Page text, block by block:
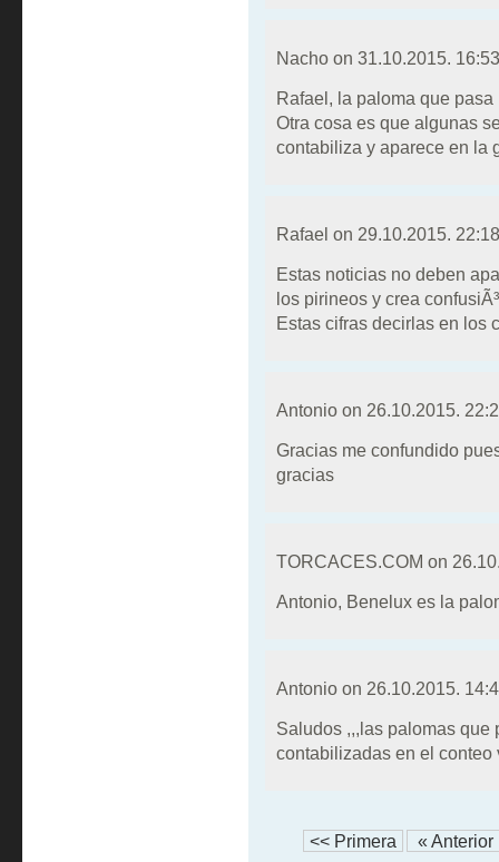
Nacho on 31.10.2015. 16:53
Rafael, la paloma que
Otra cosa es que algunas
contabiliza y aparece en la
Rafael on 29.10.2015. 22:18
Estas noticias no deben
los pirineos y crea
Estas cifras decirlas en los
Antonio on 26.10.2015.
Gracias me confundido
gracias
TORCACES.COM on
Antonio, Benelux es la
Antonio on 26.10.2015.
Saludos ,,,las palomas que
contabilizadas en el conteo
<< Primera « Anterior